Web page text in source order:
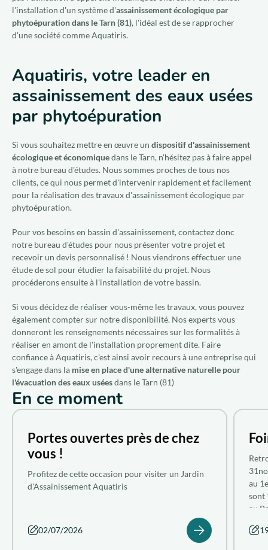
l'installation d'un système d'assainissement écologique par
phytoépuration dans le Tarn (81), l'idéal est de se rapprocher
d'une société comme Aquatiris.
Aquatiris, votre leader en
assainissement des eaux usées
par phytoépuration
Si vous souhaitez mettre en œuvre un dispositif d'assainissement
écologique et économiquedans le Tarn, n'hésitez pas à faire appel
à notre bureau d'études. Nous sommes proches de tous nos
clients, ce qui nous permet d'intervenir rapidement et facilement
pour la réalisation des travaux d'assainissement écologique par
phytoépuration.
Pour vos besoins en bassin d'assainissement, contactez donc
notre bureau d'études pour nous présenter votre projet et
recevoir un devis personnalisé ! Nous viendrons effectuer une
étude de sol pour étudier la faisabilité du projet. Nous
procéderons ensuite à l'installation de votre bassin.
Si vous décidez de réaliser vous-même les travaux, vous pouvez
également compter sur notre disponibilité. Nos experts vous
donneront les renseignements nécessaires sur les formalités à
réaliser en amont de l'installation proprement dite. Faire
confiance à Aquatiris, c'est ainsi avoir recours à une entreprise qui
s'engage dans la mise en place d'une alternative naturelle pour
l'évacuation des eaux uséesdans le Tarn (81)
En ce moment
Portes ouvertes près de chez
vous !
Profitez de cette occasion pour visiter un Jardin
d'Assainissement Aquatiris
02/07/2026
au
sont
au
le